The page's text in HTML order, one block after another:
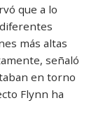
que a lo
más altas
señaló
en torno
Flynn ha